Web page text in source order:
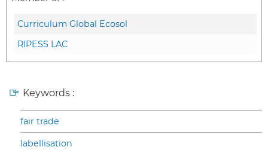
Curriculum Global Ecosol
RIPESS LAC
Keywords :
fair trade
labellisation